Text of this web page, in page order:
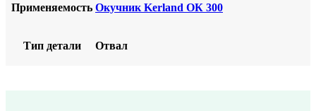
Применяемость Окучник Kerland ОК 300
Тип детали Отвал